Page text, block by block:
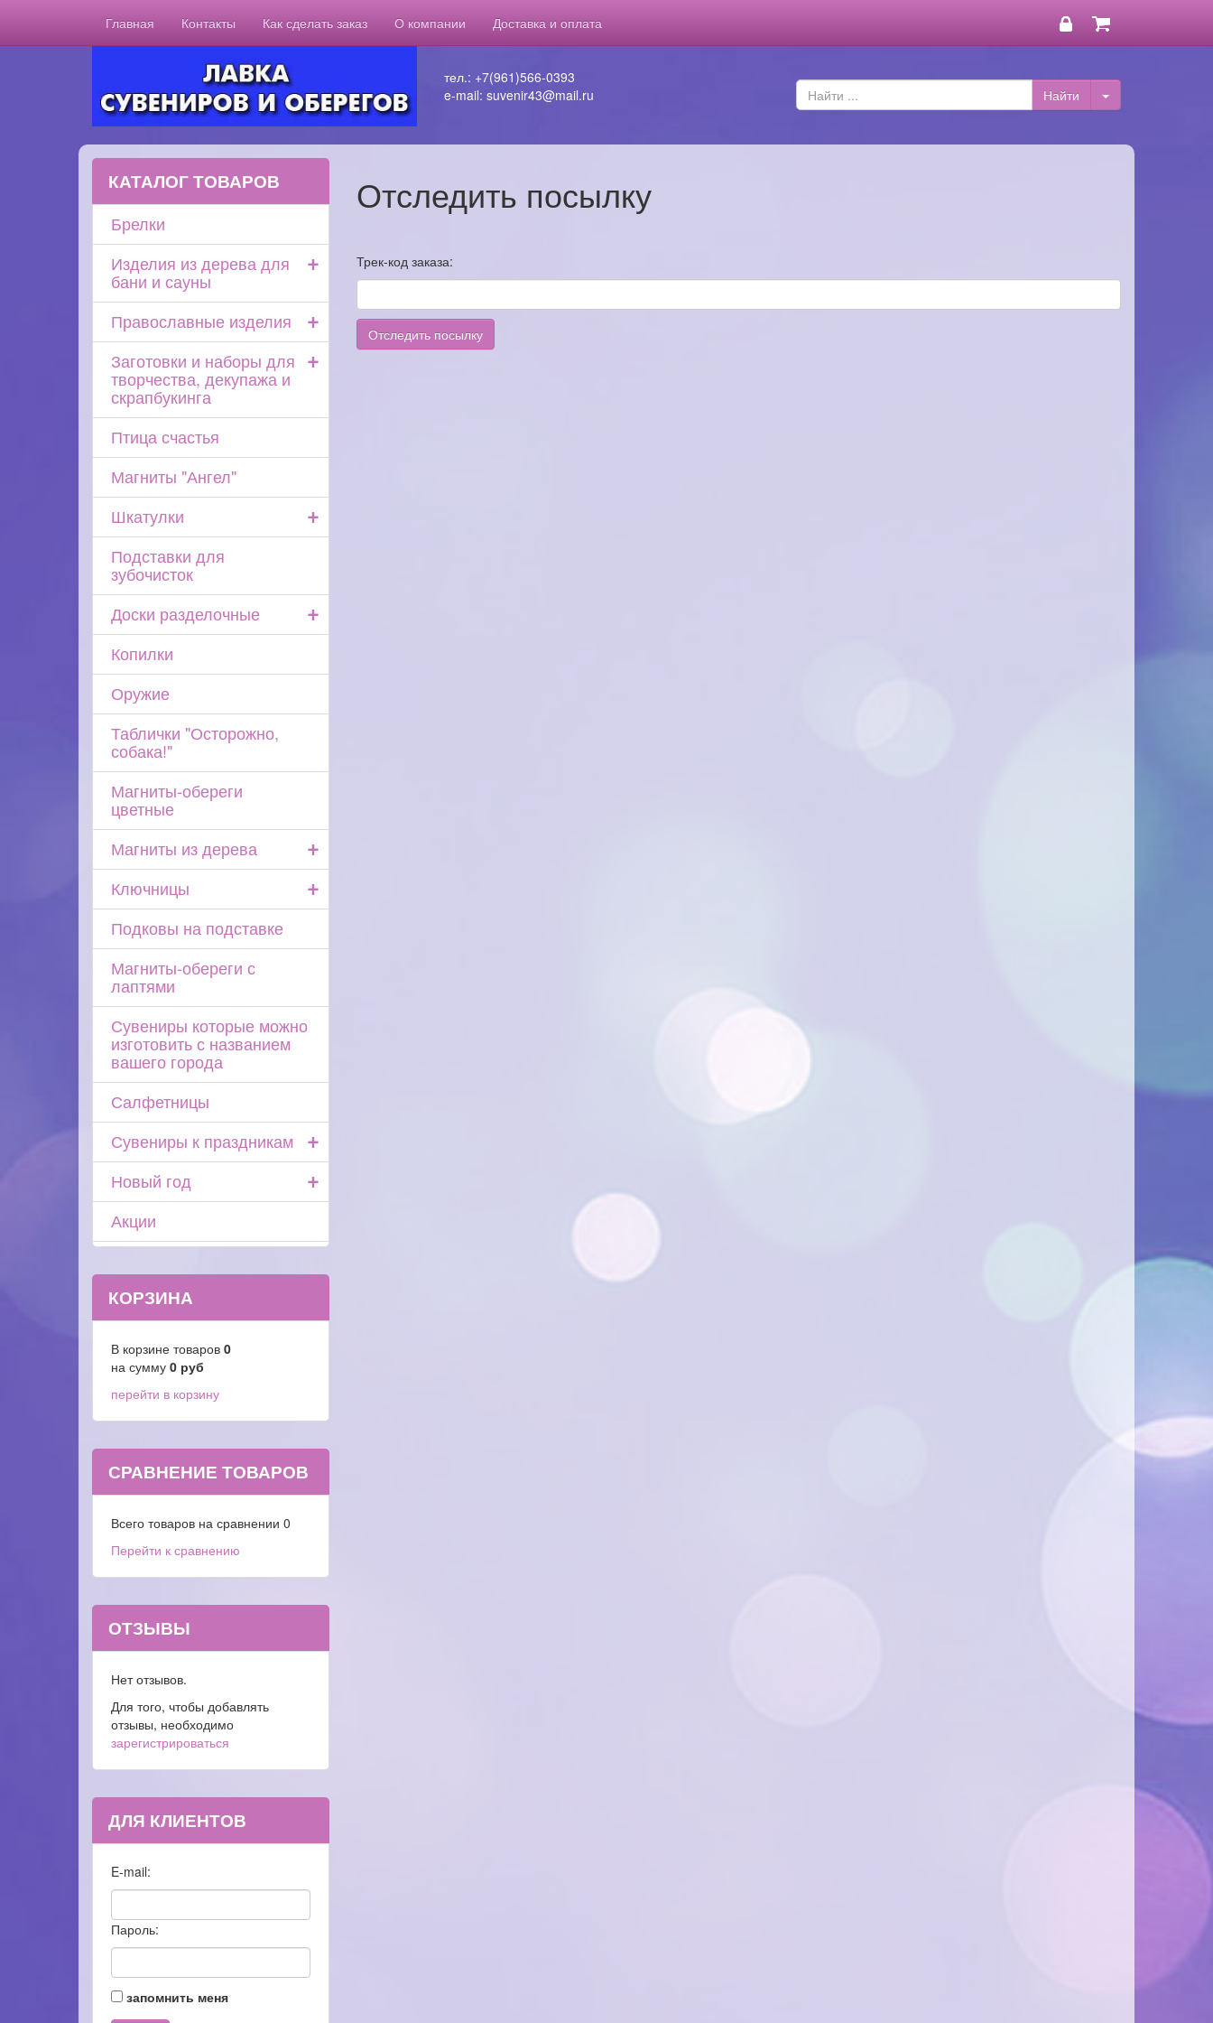
Главная Контакты Как сделать заказ О компании Доставка и оплата
тел.: +7(961)566-0393
e-mail: suvenir43@mail.ru
Отследить посылку
Трек-код заказа:
Отследить посылку
КАТАЛОГ ТОВАРОВ
Брелки
+
Изделия из дерева для
бани и сауны
+
Православные изделия
+
Заготовки и наборы для
творчества, декупажа и
скрапбукинга
Птица счастья
Магниты "Ангел"
+
Шкатулки
Подставки для
зубочисток
+
Доски разделочные
Копилки
Оружие
Таблички "Осторожно,
собака!"
Магниты-обереги
цветные
+
Магниты из дерева
+
Ключницы
Подковы на подставке
Магниты-обереги с
лаптями
Сувениры которые можно
изготовить с названием
вашего города
Салфетницы
+
Сувениры к праздникам
+
Новый год
Акции
КОРЗИНА
В корзине товаров 0
на сумму 0 руб
перейти в корзину
СРАВНЕНИЕ ТОВАРОВ
Всего товаров на сравнении 0
Перейти к сравнению
ОТЗЫВЫ
Нет отзывов.
Для того, чтобы добавлять
отзывы, необходимо
зарегистрироваться
ДЛЯ КЛИЕНТОВ
E-mail:
Пароль:
запомнить меня